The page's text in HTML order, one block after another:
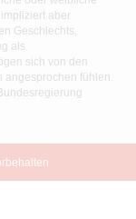
aber
Geschlechts,
als
sich von den
angesprochen fühlen.